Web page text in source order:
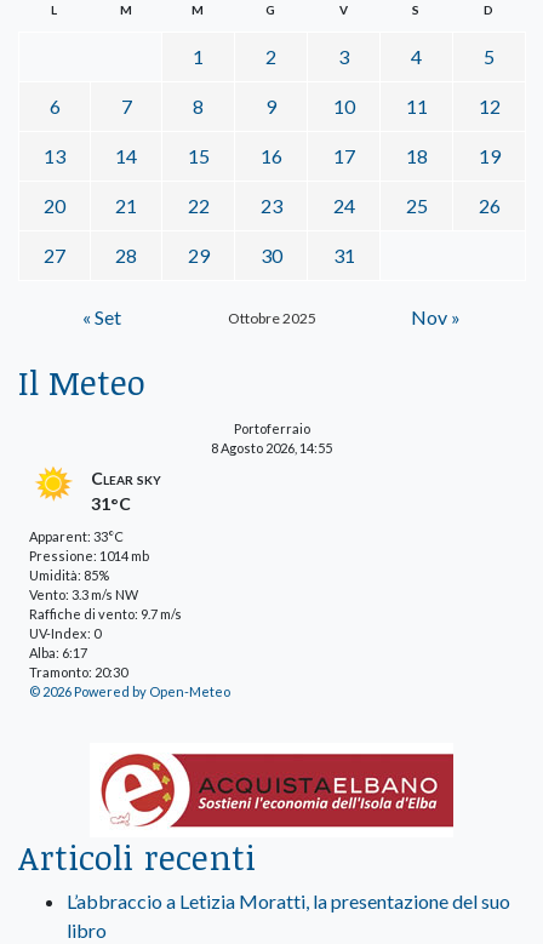
Ottobre 2025
L M M G V S D
1 2 3 4 5
6 7 8 9 10 11 12
13 14 15 16 17 18 19
20 21 22 23 24 25 26
27 28 29 30 31
« Set Nov »
Il Meteo
Portoferraio
8 Agosto 2026, 14:55
Clear sky
31°C
Apparent: 33°C
Pressione: 1014 mb
Umidità: 85%
Vento: 3.3 m/s NW
Raffiche di vento: 9.7 m/s
UV-Index: 0
Alba: 6:17
Tramonto: 20:30
© 2026 Powered by Open-Meteo
Articoli recenti
L’abbraccio a Letizia Moratti, la presentazione del suo
libro